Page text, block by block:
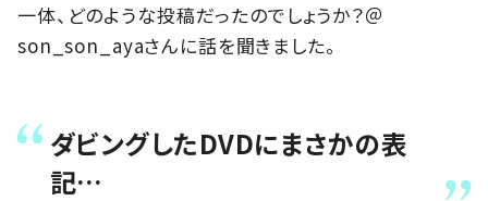
一体、どのような投稿だったのでしょうか？＠
son_son_ayaさんに話を聞きました。
ダビングしたDVDにまさかの表
記…